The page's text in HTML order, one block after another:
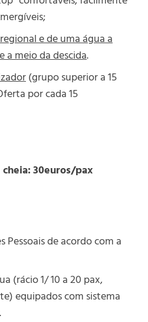
e de uma água a
a meio da descida.
(grupo superior a 15
por cada 15
30euros/pax
Pessoais de acordo com a
(rácio 1/ 10 a 20 pax,
equipados com sistema